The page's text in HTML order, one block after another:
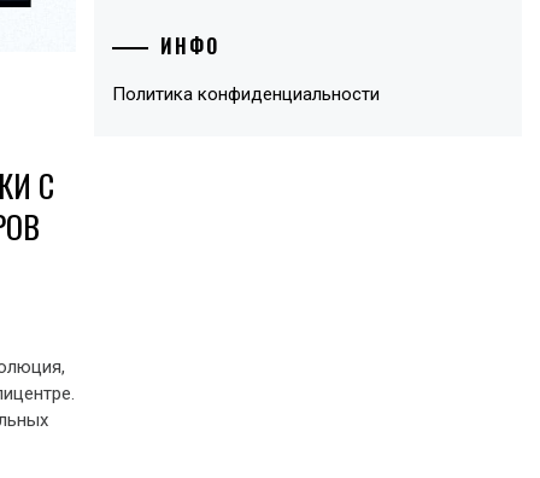
С
ИНФО
Политика конфиденциальности